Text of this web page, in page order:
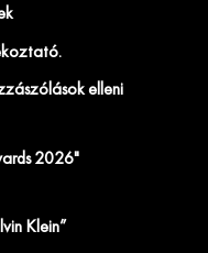
elleni
2026"
Klein”